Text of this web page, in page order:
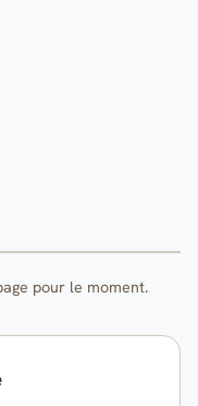
pour le moment.